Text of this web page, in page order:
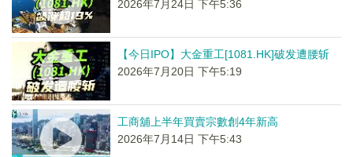
2026年7月24日 下午5:36
【今日IPO】大金重工[1081.HK]破发遭腰斩
2026年7月20日 下午5:19
工商舖上半年買賣宗數創4年新高
2026年7月14日 下午5:43